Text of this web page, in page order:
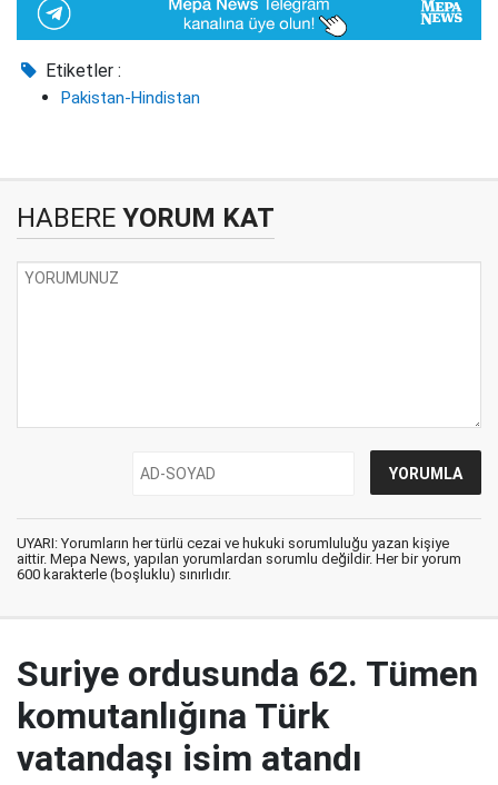
Etiketler :
Pakistan-Hindistan
HABERE YORUM KAT
UYARI: Yorumların her türlü cezai ve hukuki sorumluluğu yazan kişiye
aittir. Mepa News, yapılan yorumlardan sorumlu değildir. Her bir yorum
600 karakterle (boşluklu) sınırlıdır.
Suriye ordusunda 62. Tümen
komutanlığına Türk
vatandaşı isim atandı